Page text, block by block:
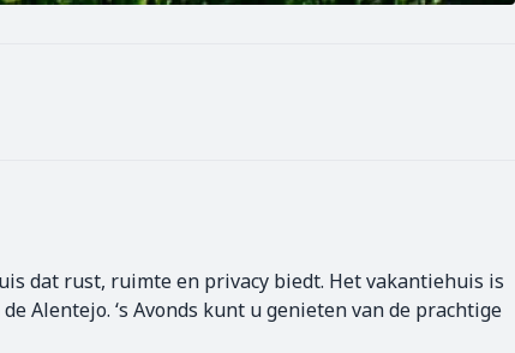
dat rust, ruimte en privacy biedt. Het vakantiehuis is
Alentejo. ‘s Avonds kunt u genieten van de prachtige